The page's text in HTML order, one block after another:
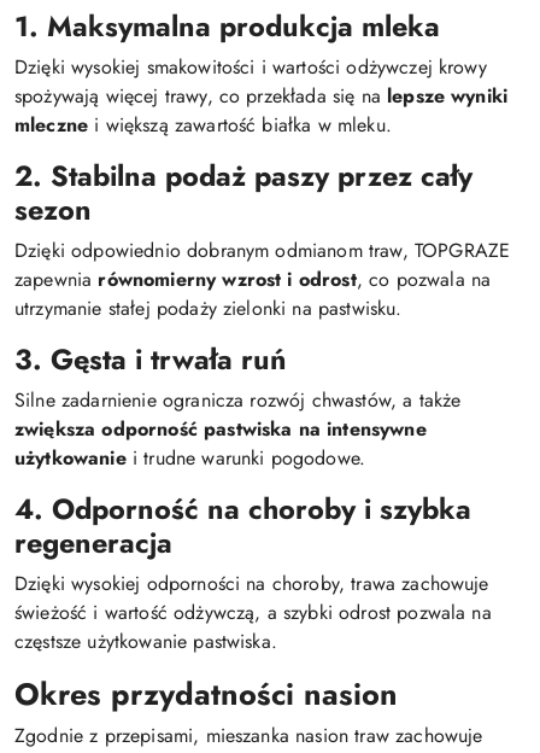
1. Maksymalna produkcja mleka
Dzięki wysokiej smakowitości i wartości odżywczej krowy
spożywają więcej trawy, co przekłada się na lepsze wyniki
mleczne i większą zawartość białka w mleku.
2. Stabilna podaż paszy przez cały
sezon
Dzięki odpowiednio dobranym odmianom traw, TOPGRAZE
zapewnia równomierny wzrost i odrost, co pozwala na
utrzymanie stałej podaży zielonki na pastwisku.
3. Gęsta i trwała ruń
Silne zadarnienie ogranicza rozwój chwastów, a także
zwiększa odporność pastwiska na intensywne
użytkowaniei trudne warunki pogodowe.
4. Odporność na choroby i szybka
regeneracja
Dzięki wysokiej odporności na choroby, trawa zachowuje
świeżość i wartość odżywczą, a szybki odrost pozwala na
częstsze użytkowanie pastwiska.
Okres przydatności nasion
Zgodnie z przepisami, mieszanka nasion traw zachowuje